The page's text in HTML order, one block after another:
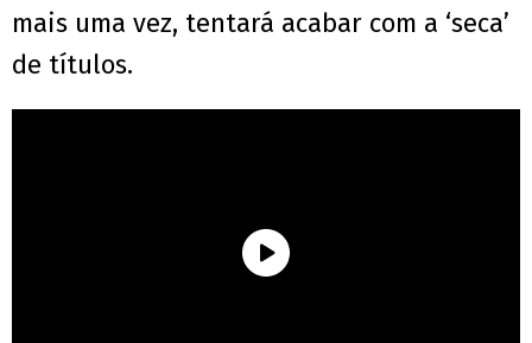
mais uma vez, tentará acabar com a ‘seca’
de títulos.